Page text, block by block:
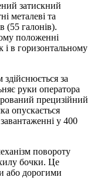
затискний
металеві та
(55 галонів).
положенні
і в горизонтальному
здійснюється за
руки оператора
прецизійний
опускається
у 400
повороту
бочки. Це
або дорогими